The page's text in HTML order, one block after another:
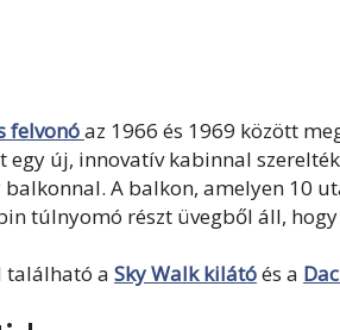
felvonóaz 1966 és 1969 között
egy új, innovatív kabinnal
A balkon, amelyen 10
túlnyomó részt üvegből áll,
található a Sky Walk kilátóés a